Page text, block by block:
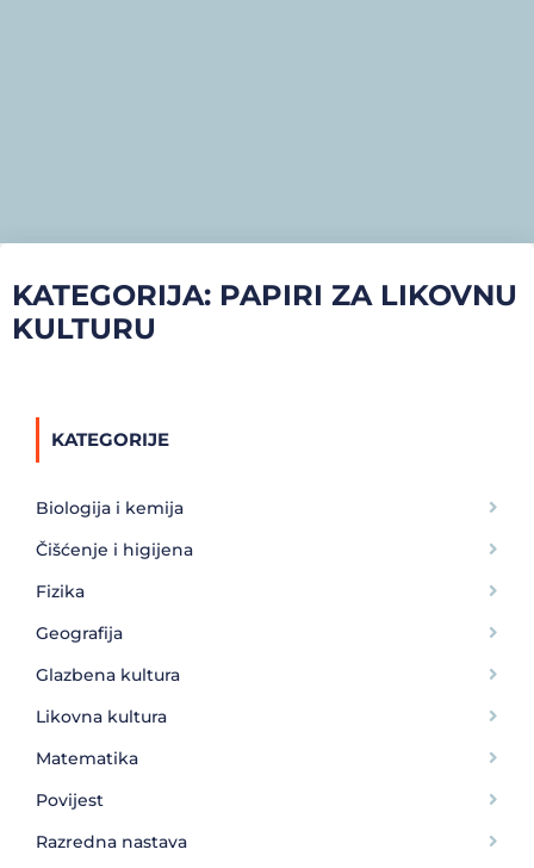
KATEGORIJA: PAPIRI ZA LIKOVNU
KULTURU
KATEGORIJE
Biologija i kemija
Čišćenje i higijena
Fizika
Geografija
Glazbena kultura
Likovna kultura
Matematika
Povijest
Razredna nastava